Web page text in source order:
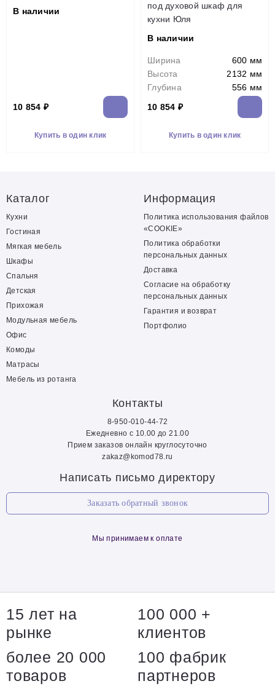
В наличии
10 854 ₽
Купить в один клик
под духовой шкаф для
кухни Юля
В наличии
Ширина
600 мм
Высота
2132 мм
Глубина
556 мм
10 854 ₽
Купить в один клик
Каталог
Кухни
Гостиная
Мягкая мебель
Шкафы
Спальня
Детская
Прихожая
Модульная мебель
Офис
Комоды
Матрасы
Мебель из ротанга
Информация
Политика использования файлов
«COOKIE»
Политика обработки
персональных данных
Доставка
Согласие на обработку
персональных данных
Гарантия и возврат
Портфолио
Контакты
8-950-010-44-72
Ежедневно с 10.00 до 21.00
Прием заказов онлайн круглосуточно
zakaz@komod78.ru
Написать письмо директору
Заказать обратный звонок
Мы принимаем к оплате
15 лет на
рынке
100 000 +
клиентов
более 20 000
товаров
100 фабрик
партнеров